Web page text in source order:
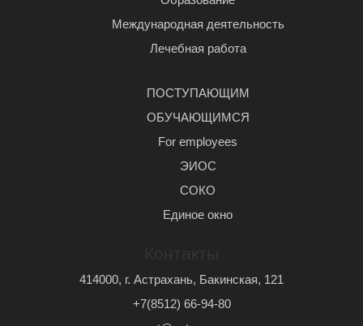
Международная деятельность
Лечебная работа
ПОСТУПАЮЩИМ
ОБУЧАЮЩИМСЯ
For employees
ЭИОС
СОКО
Единое окно
414000, г. Астрахань, Бакинская, 121
+7(8512) 66-94-80